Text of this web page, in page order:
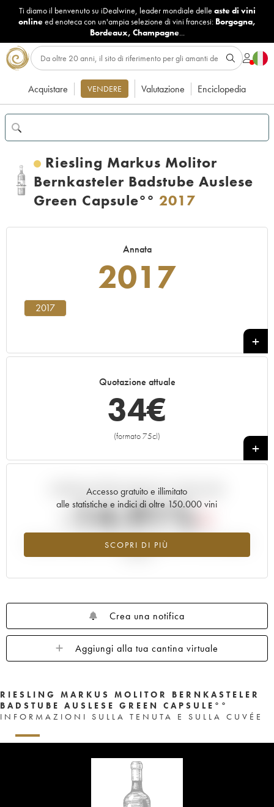
Ti diamo il benvenuto su iDealwine, leader mondiale delle aste di vini
onlineed enoteca con un'ampia selezione di vini francesi: Borgogna,
Bordeaux, Champagne...
Acquistare VENDERE Valutazione Enciclopedia
Riesling Markus Molitor
Bernkasteler Badstube Auslese
Green Capsule°° 2017
Annata
2017
2017
Quotazione attuale
34€
(formato 75cl)
+
Accesso gratuito e illimitato
alle statistiche e indici di oltre 150.000 vini
SCOPRI DI PIÙ
Andamento della quotazione in tempo reale
-14.91%
Tendenza al ribasso per il valore dell'annata 2017 nel 2026 rispetto
Crea una notifica
Aggiungi alla tua cantina virtuale
RIESLING MARKUS MOLITOR BERNKASTELER
BADSTUBE AUSLESE GREEN CAPSULE°°
INFORMAZIONI SULLA TENUTA E SULLA CUVÉE